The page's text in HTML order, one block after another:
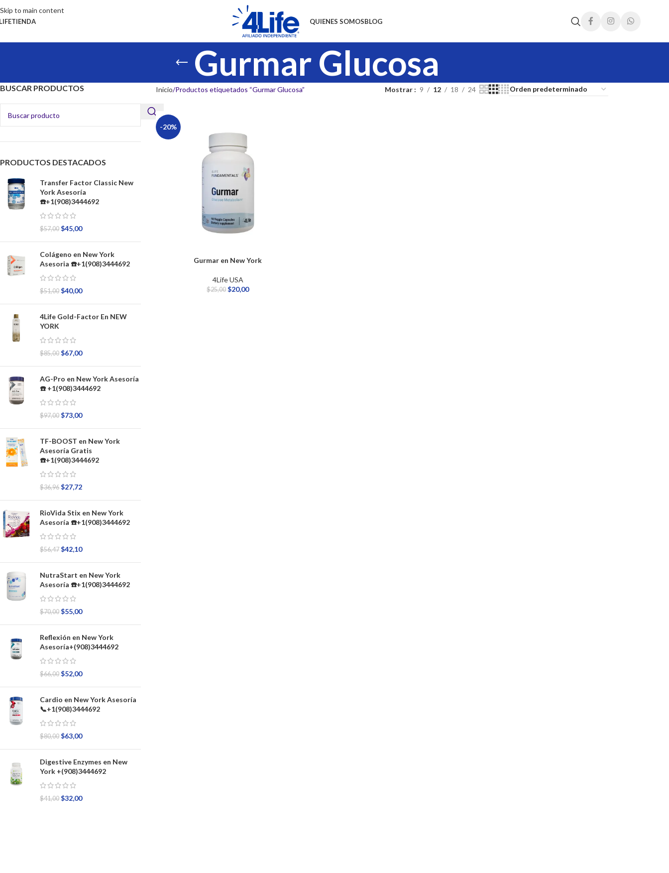
Skip to main content
TIENDA QUIENES SOMOSBLOG
Gurmar Glucosa
BUSCAR PRODUCTOS
PRODUCTOS DESTACADOS
Transfer Factor Classic New
York Asesoría
☎️+1(908)3444692
$57,00 $45,00
Colágeno en New York
Asesoria ☎️+1(908)3444692
$51,00 $40,00
4Life Gold-Factor En NEW
YORK
$85,00 $67,00
AG-Pro en New York Asesoría
☎️ +1(908)3444692
$97,00 $73,00
TF-BOOST en New York
Asesoría Gratis
☎️+1(908)3444692
$36,96 $27,72
RioVida Stix en New York
Asesoría ☎️+1(908)3444692
$56,47 $42,10
NutraStart en New York
Asesoría ☎️+1(908)3444692
$70,00 $55,00
Reflexión en New York
Asesoría+(908)3444692
$66,00 $52,00
Cardio en New York Asesoría
📞+1(908)3444692
$80,00 $63,00
Digestive Enzymes en New
York +(908)3444692
$41,00 $32,00
Inicio Productos etiquetados “Gurmar Glucosa” Mostrar 9 12 18 24
-20%
Gurmar en New York
4Life USA
$25,00 $20,00